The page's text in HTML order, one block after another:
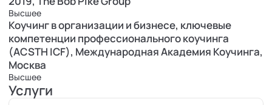
М.Видео
Магнит
Мегафон
Московская биржа
Росатом
Росбанк
Сбербанк
Высшее
Коучинг в организации и бизнесе, ключевые
компетенции профессионального коучинга
(ACSTH ICF), Международная Академия Коучинга,
Москва
Высшее
Услуги